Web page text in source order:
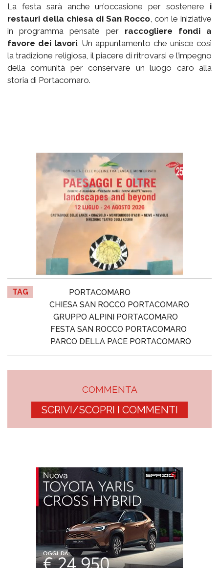
La festa sarà anche un’occasione per sostenere i
restauri della chiesa di San Rocco, con le iniziative
in programma pensate per raccogliere fondi a
favore dei lavori. Un appuntamento che unisce così
la tradizione religiosa, il piacere di ritrovarsi e l’impegno
della comunità per conservare un luogo caro alla
storia di Portacomaro.
TAG
PORTACOMARO
CHIESA SAN ROCCO PORTACOMARO
GRUPPO ALPINI PORTACOMARO
FESTA SAN ROCCO PORTACOMARO
PARCO DELLA PACE PORTACOMARO
COMMENTA
SCRIVI/SCOPRI I COMMENTI